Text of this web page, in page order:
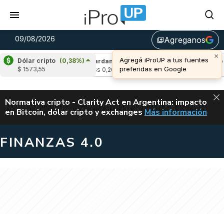
09/08/2026 library_addAgreganos
×
Agregá iProUP a tus fuentes
preferidas en Google
Dólar cripto (0,38%)
$ 1573,55
(0,10%)
Cardano (-0,02%)
u$s 0,20
Avalanche
(-
u$s 6,48
ALERTA
Normativa cripto - Clarity Act en Argentina: impacto
en Bitcoin, dólar cripto y exchanges CLARITY ACT EN
Más información
FINANZAS 4.0